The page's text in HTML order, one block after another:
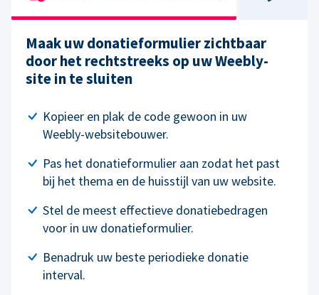
Maak uw donatieformulier zichtbaar
door het rechtstreeks op uw Weebly-
site in te sluiten
Kopieer en plak de code gewoon in uw
Weebly-websitebouwer.
Pas het donatieformulier aan zodat het past
bij het thema en de huisstijl van uw website.
Stel de meest effectieve donatiebedragen
voor in uw donatieformulier.
Benadruk uw beste periodieke donatie
interval.